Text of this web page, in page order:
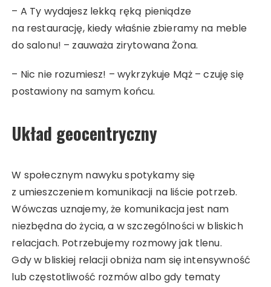
– A Ty wydajesz lekką ręką pieniądze
na restaurację, kiedy właśnie zbieramy na meble
do salonu! – zauważa zirytowana Żona.
– Nic nie rozumiesz! – wykrzykuje Mąż – czuję się
postawiony na samym końcu.
Układ geocentryczny
W społecznym nawyku spotykamy się
z umieszczeniem komunikacji na liście potrzeb.
Wówczas uznajemy, że komunikacja jest nam
niezbędna do życia, a w szczególności w bliskich
relacjach. Potrzebujemy rozmowy jak tlenu.
Gdy w bliskiej relacji obniża nam się intensywność
lub częstotliwość rozmów albo gdy tematy